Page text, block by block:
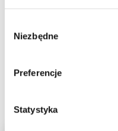
zgody
Niezbędne
Preferencje
Statystyka
Najpopularniejsze